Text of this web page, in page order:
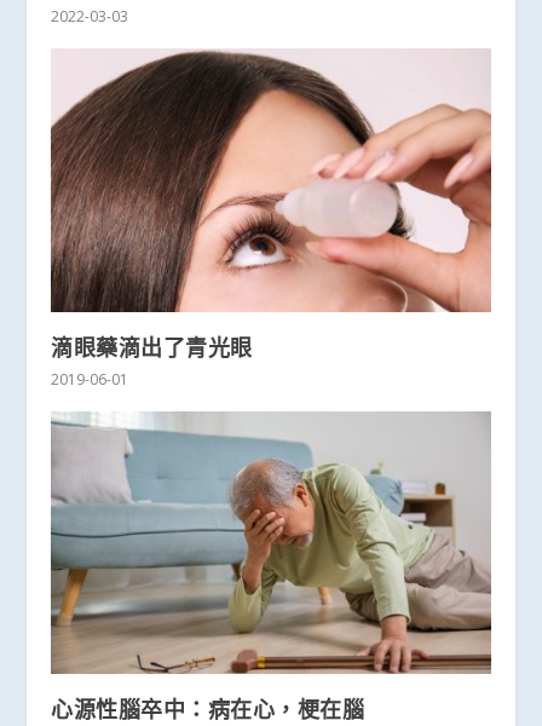
2022-03-03
滴眼藥滴出了青光眼
2019-06-01
心源性腦卒中：病在心，梗在腦